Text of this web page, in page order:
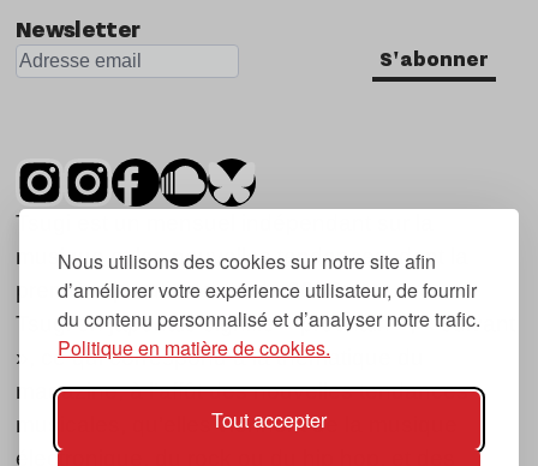
Nous utilisons des cookies sur notre site afin
d’améliorer votre expérience utilisateur, de fournir
du contenu personnalisé et d’analyser notre trafic.
Politique en matière de cookies.
Tout accepter
Newsletter
S'abonner
Tsugi est un mensuel indépendant sur la
musique et les nouvelles tendances, dont la
première parution date de 2007.
Tsugi en japonais signifie « prochain », « suivant
», ce qui correspond à la thématique du
magazine, à l’affût des nouvelles tendances
musicales, qu’elles viennent de la musique
électronique, du rock ou du hip hop, et des